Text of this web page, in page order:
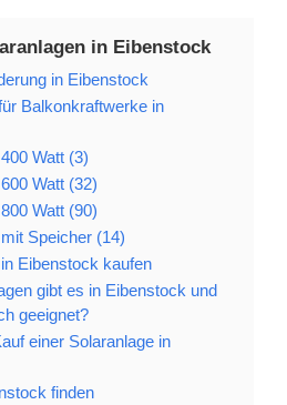
in Eibenstock
in Eibenstock
Balkonkraftwerke in
Watt (3)
Watt (32)
Watt (90)
Speicher (14)
Eibenstock kaufen
gibt es in Eibenstock und
geeignet?
einer Solaranlage in
finden